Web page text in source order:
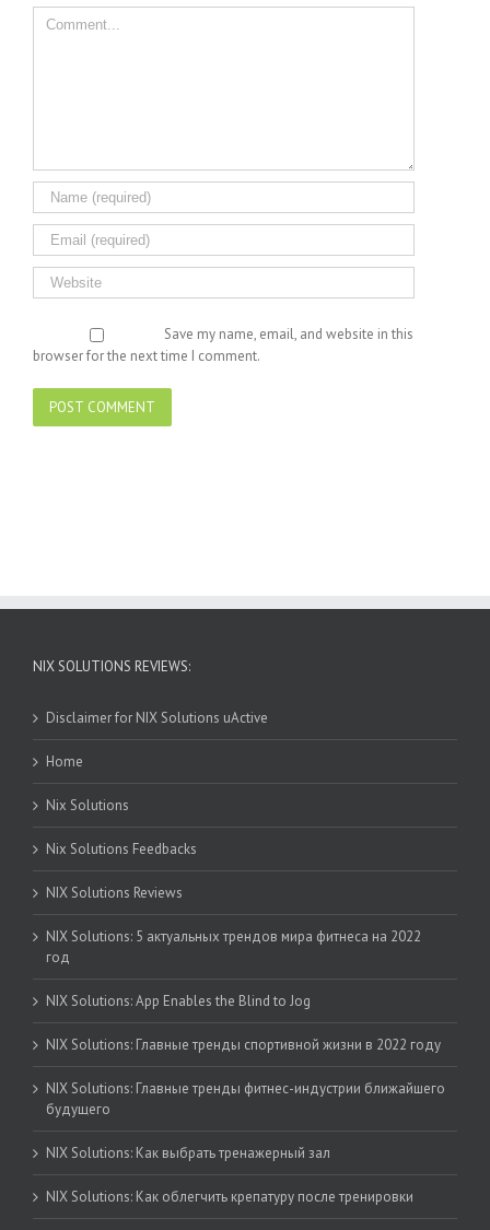
Comment
Save my name, email, and website in this
browser for the next time I comment.
NIX SOLUTIONS REVIEWS:
Disclaimer for NIX Solutions uActive
Home
Nix Solutions
Nix Solutions Feedbacks
NIX Solutions Reviews
NIX Solutions: 5 актуальных трендов мира фитнеса на 2022
год
NIX Solutions: App Enables the Blind to Jog
NIX Solutions: Главные тренды спортивной жизни в 2022 году
NIX Solutions: Главные тренды фитнес-индустрии ближайшего
будущего
NIX Solutions: Как выбрать тренажерный зал
NIX Solutions: Как облегчить крепатуру после тренировки